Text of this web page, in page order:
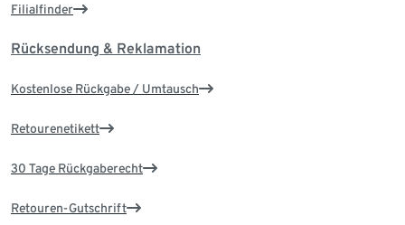
Filialfinder
Rücksendung & Reklamation
Kostenlose Rückgabe / Umtausch
Retourenetikett
30 Tage Rückgaberecht
Retouren-Gutschrift